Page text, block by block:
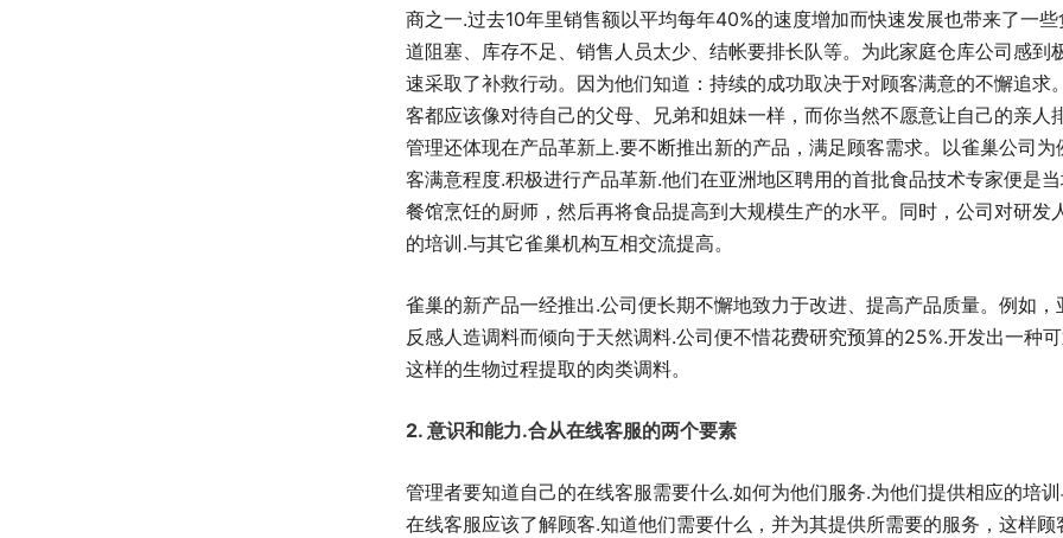
商之一.过去10年里销售额以平均每年40%的速度增加而快速发展也带来了一些
道阻塞、库存不足、销售人员太少、结帐要排长队等。为此家庭仓库公司感到
速采取了补救行动。因为他们知道：持续的成功取决于对顾客满意的不懈追求
客都应该像对待自己的父母、兄弟和姐妹一样，而你当然不愿意让自己的亲人
管理还体现在产品革新上.要不断推出新的产品，满足顾客需求。以雀巢公司为
客满意程度.积极进行产品革新.他们在亚洲地区聘用的首批食品技术专家便是当
餐馆烹饪的厨师，然后再将食品提高到大规模生产的水平。同时，公司对研发
的培训.与其它雀巢机构互相交流提高。
雀巢的新产品一经推出.公司便长期不懈地致力于改进、提高产品质量。例如，
反感人造调料而倾向于天然调料.公司便不惜花费研究预算的25%.开发出一种
这样的生物过程提取的肉类调料。
2. 意识和能力.合从在线客服的两个要素
管理者要知道自己的在线客服需要什么.如何为他们服务.为他们提供相应的培
在线客服应该了解顾客.知道他们需要什么，并为其提供所需要的服务，这样顾